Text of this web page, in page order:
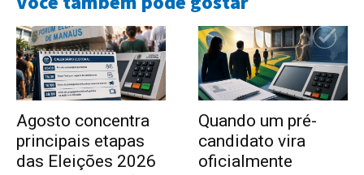
Agosto concentra
principais etapas
das Eleições 2026
Quando um pré-
candidato vira
oficialmente